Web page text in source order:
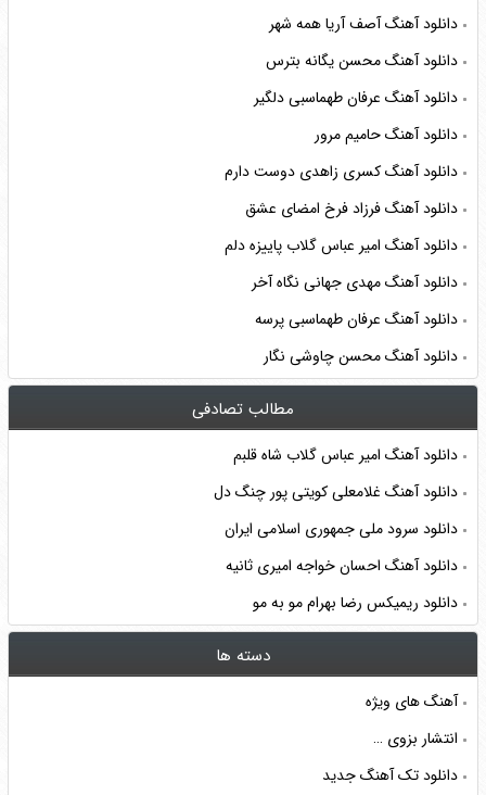
دانلود آهنگ آصف آریا همه شهر
دانلود آهنگ محسن یگانه بترس
دانلود آهنگ عرفان طهماسبی دلگیر
دانلود آهنگ حامیم مرور
دانلود آهنگ کسری زاهدی دوست دارم
دانلود آهنگ فرزاد فرخ امضای عشق
دانلود آهنگ امیر عباس گلاب پاییزه دلم
دانلود آهنگ مهدی جهانی نگاه آخر
دانلود آهنگ عرفان طهماسبی پرسه
دانلود آهنگ محسن چاوشی نگار
مطالب تصادفی
دانلود آهنگ امیر عباس گلاب شاه قلبم
دانلود آهنگ غلامعلی کویتی‌ پور چنگ دل
دانلود سرود ملی جمهوری اسلامی ایران
دانلود آهنگ احسان خواجه امیری ثانیه
دانلود ریمیکس رضا بهرام مو به مو
دسته ها
آهنگ های ویژه
انتشار بزوی …
دانلود تک آهنگ جدید